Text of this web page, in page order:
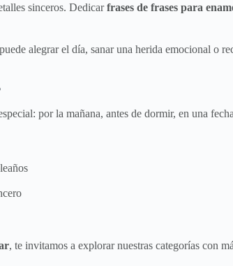
sinceros. Dedicarfrases de frases para
alegrar el día, sanar una herida emocional o
por la mañana, antes de dormir, en una
, te invitamos a explorar nuestras categorías con